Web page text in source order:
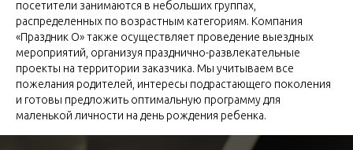
посетители занимаются в небольших группах,
распределенных по возрастным категориям. Компания
«Праздник О» также осуществляет проведение выездных
мероприятий, организуя празднично-развлекательные
проекты на территории заказчика. Мы учитываем все
пожелания родителей, интересы подрастающего поколения
и готовы предложить оптимальную программу для
маленькой личности на день рождения ребенка.